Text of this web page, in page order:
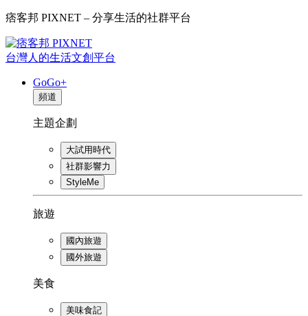
痞客邦 PIXNET – 分享生活的社群平台
台灣人的生活文創平台
GoGo+
頻道
主題企劃
大試用時代
社群影響力
StyleMe
旅遊
國內旅遊
國外旅遊
美食
美味食記